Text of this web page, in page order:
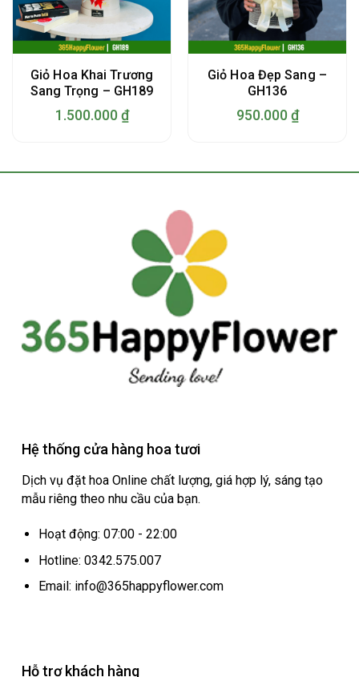
Giỏ Hoa Khai Trương
Sang Trọng – GH189
1.500.000 ₫
Giỏ Hoa Đẹp Sang –
GH136
950.000 ₫
Hệ thống cửa hàng hoa tươi
Dịch vụ đặt hoa Online chất lượng, giá hợp lý, sáng tạo
mẫu riêng theo nhu cầu của bạn.
Hoạt động: 07:00 - 22:00
Hotline: 0342.575.007
Email: info@365happyflower.com
Hỗ trợ khách hàng